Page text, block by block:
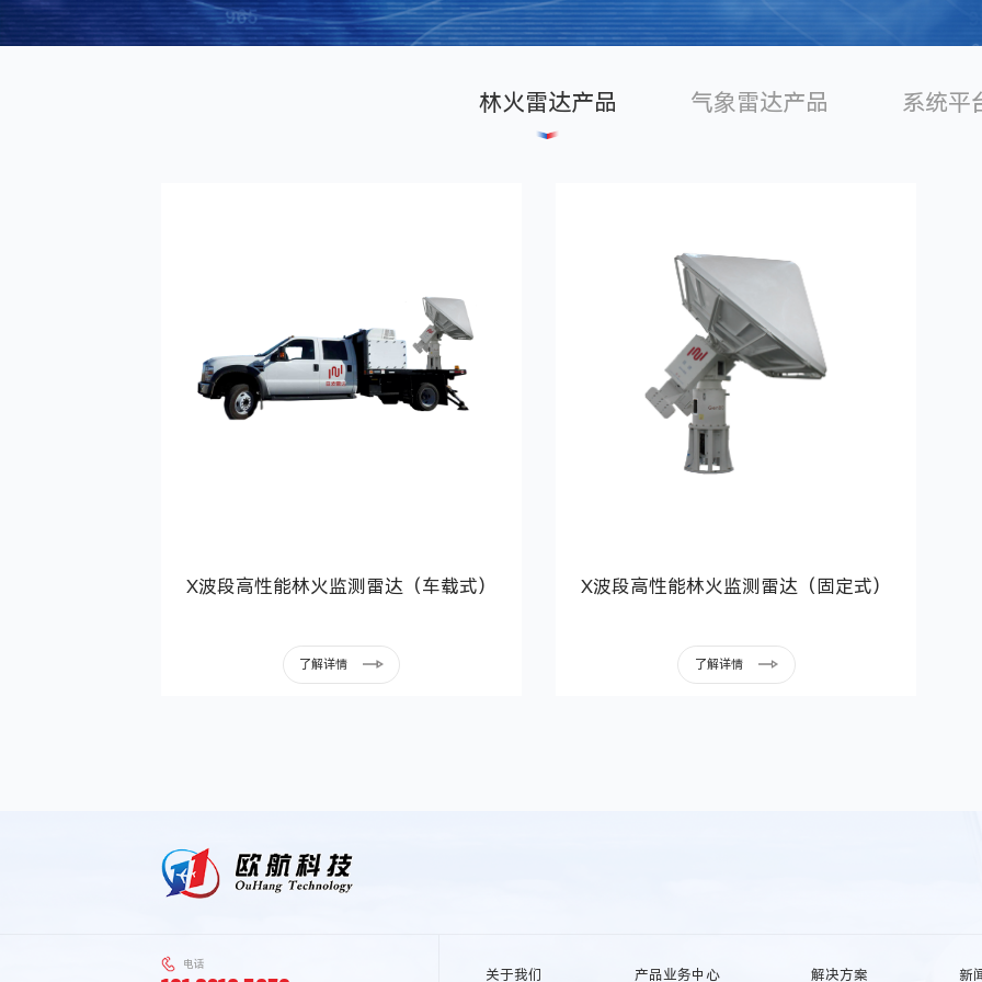
林火雷达产品 气象雷达产品 系统平
X波段高性能林火监测雷达（车载式）
了解详情
X波段高性能林火监测雷达（固定式）
了解详情
电话
关于我们 产品业务中心 解决方案 新